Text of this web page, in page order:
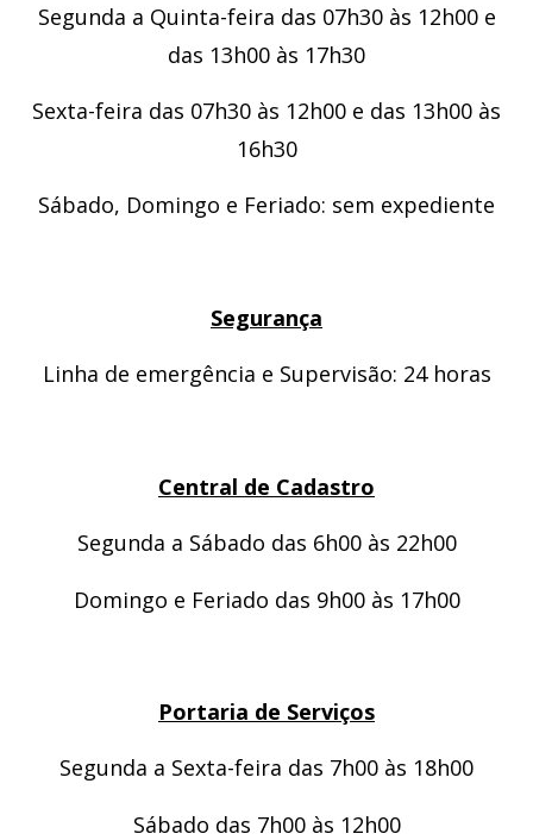
Segunda a Quinta-feira das 07h30 às 12h00 e
das 13h00 às 17h30
Sexta-feira das 07h30 às 12h00 e das 13h00 às
16h30
Sábado, Domingo e Feriado: sem expediente
Segurança
Linha de emergência e Supervisão: 24 horas
Central de Cadastro
Segunda a Sábado das 6h00 às 22h00
Domingo e Feriado das 9h00 às 17h00
Portaria de Serviços
Segunda a Sexta-feira das 7h00 às 18h00
Sábado das 7h00 às 12h00